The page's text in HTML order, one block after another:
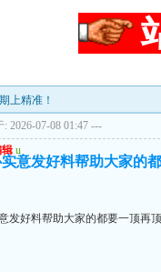
上精准！
2026-07-08 01:47 ---
u
意发好料帮助大家的
发好料帮助大家的都要一顶再